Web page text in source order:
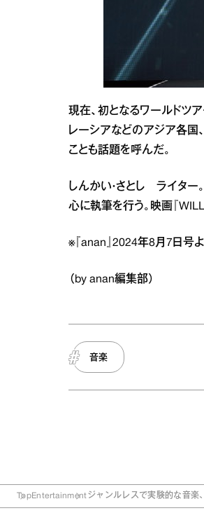
現在、初となるワールドツ
レーシアなどのアジア各国
ことも話題を呼んだ。
しんかい・さとし ライター
心に執筆を行う。映画『
※『anan』2024年8月7日号よ
（by anan編集部）
音楽
TopEntertainmentジャンルレスで実験的な音